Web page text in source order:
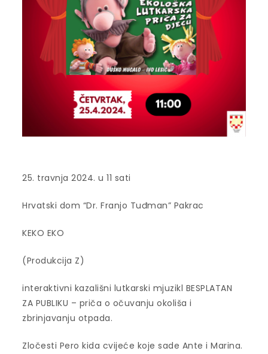
25. travnja 2024. u 11 sati
Hrvatski dom “Dr. Franjo Tuđman” Pakrac
KEKO EKO
(Produkcija Z)
interaktivni kazališni lutkarski mjuzikl BESPLATAN
ZA PUBLIKU – priča o očuvanju okoliša i
zbrinjavanju otpada.
Zločesti Pero kida cvijeće koje sade Ante i Marina.